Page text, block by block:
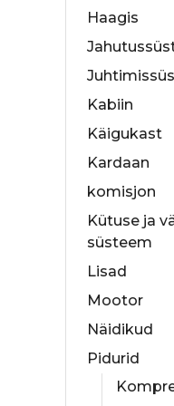
Haagis
Kabiin
Käigukast
Kardaan
komisjon
Kütuse ja
süsteem
Lisad
Mootor
Näidikud
Pidurid